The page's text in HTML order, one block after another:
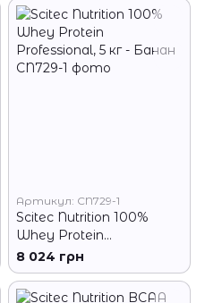
Артикул: CN729-1
Scitec Nutrition 100%
Whey Protein
Professional, 5 кг - Банан
8 024 грн